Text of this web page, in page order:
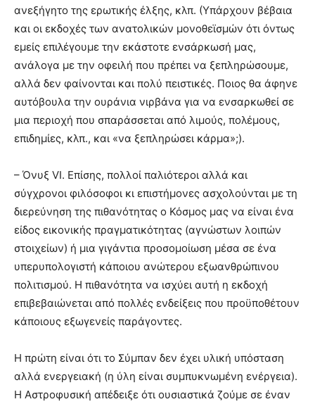
ανεξήγητο της ερωτικής έλξης, κλπ. (Υπάρχουν βέβαια
και οι εκδοχές των ανατολικών μονοθεϊσμών ότι όντως
εμείς επιλέγουμε την εκάστοτε ενσάρκωσή μας,
ανάλογα με την οφειλή που πρέπει να ξεπληρώσουμε,
αλλά δεν φαίνονται και πολύ πειστικές. Ποιος θα άφηνε
αυτόβουλα την ουράνια νιρβάνα για να ενσαρκωθεί σε
μια περιοχή που σπαράσσεται από λιμούς, πολέμους,
επιδημίες, κλπ., και «να ξεπληρώσει κάρμα»;).
– Όνυξ VI. Επίσης, πολλοί παλιότεροι αλλά και
σύγχρονοι φιλόσοφοι κι επιστήμονες ασχολούνται με τη
διερεύνηση της πιθανότητας ο Κόσμος μας να είναι ένα
είδος εικονικής πραγματικότητας (αγνώστων λοιπών
στοιχείων) ή μια γιγάντια προσομοίωση μέσα σε ένα
υπερυπολογιστή κάποιου ανώτερου εξωανθρώπινου
πολιτισμού. Η πιθανότητα να ισχύει αυτή η εκδοχή
επιβεβαιώνεται από πολλές ενδείξεις που προϋποθέτουν
κάποιους εξωγενείς παράγοντες.
Η πρώτη είναι ότι το Σύμπαν δεν έχει υλική υπόσταση
αλλά ενεργειακή (η ύλη είναι συμπυκνωμένη ενέργεια).
Η Αστροφυσική απέδειξε ότι ουσιαστικά ζούμε σε έναν